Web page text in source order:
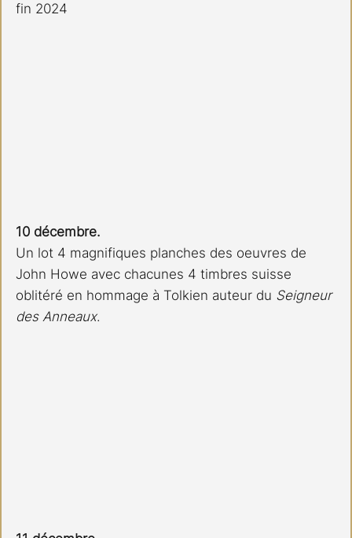
fin 2024
10 décembre.
Un lot 4 magnifiques planches des oeuvres de
John Howe avec chacunes 4 timbres suisse
oblitéré en hommage à Tolkien auteur du Seigneur
des Anneaux.